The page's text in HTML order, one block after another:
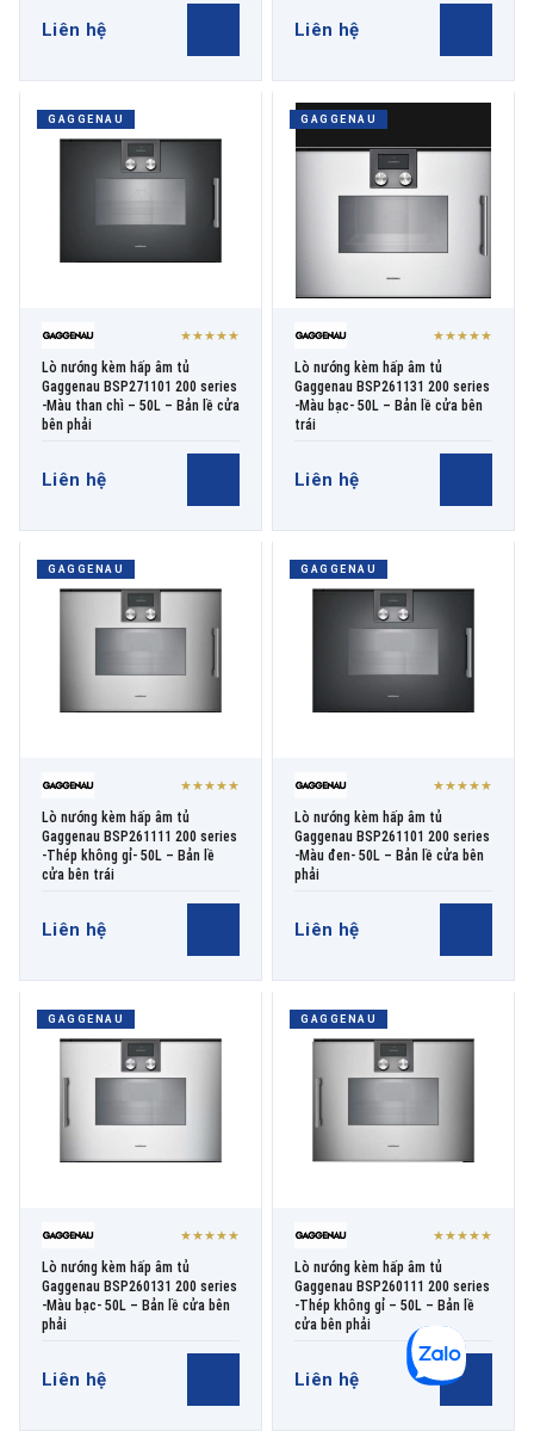
Liên hệ Liên hệ
GAGGENAU
★★★★★
Lò nướng kèm hấp âm tủ
Gaggenau BSP271101 200 series
-Màu than chì – 50L – Bản lề cửa
bên phải
Liên hệ
GAGGENAU
★★★★★
Lò nướng kèm hấp âm tủ
Gaggenau BSP261131 200 series
-Màu bạc- 50L – Bản lề cửa bên
trái
Liên hệ
GAGGENAU
★★★★★
Lò nướng kèm hấp âm tủ
Gaggenau BSP261111 200 series
-Thép không gỉ- 50L – Bản lề
cửa bên trái
Liên hệ
GAGGENAU
★★★★★
Lò nướng kèm hấp âm tủ
Gaggenau BSP261101 200 series
-Màu đen- 50L – Bản lề cửa bên
phải
Liên hệ
GAGGENAU
★★★★★
Lò nướng kèm hấp âm tủ
Gaggenau BSP260131 200 series
-Màu bạc- 50L – Bản lề cửa bên
phải
Liên hệ
GAGGENAU
★★★★★
Lò nướng kèm hấp âm tủ
Gaggenau BSP260111 200 series
-Thép không gỉ – 50L – Bản lề
cửa bên phải
Liên hệ